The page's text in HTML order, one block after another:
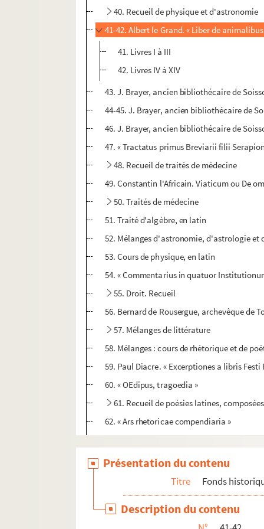
40. Recueil de physique et d'astronomie
41-42. Albert le Grand. « Liber de
41. Livres I à III
42. Livres IV à XIV
43. J. Brayer, ancien bibliothécaire de
44-45. J. Brayer, ancien bibliothécaire de
46. J. Brayer, ancien bibliothécaire de
47. « Tractatus primus Breviarii filii
48. Recueil de traités de médecine
49. Constantin l'Africain. Viaticum ou De
50. Traités de médecine
51. Traité d'algèbre, en latin
52. Mélanges d'astronomie, d'astrologie et
53. Cours de physique, en latin
54. « Commentarius in quatuor
55. Droit. Recueil
56. Bernard de Rousergue, archevêque de
57. Mélanges de littérature
58. Mélanges : cours de rhétorique et de
59. Paul Diacre. « Excerptiones a libris
60. « OEdipus, tragoedia »
61. Recueil de poésies latines,
62. « Ars rhetoricae compendiaria »
64. « Summa Britonis super expositione
65. « Psalterium magistri Philippi,
66. Psautier à l'usage de Prémontré
67. « Psalterium ordinatum per ferias
Présentation du contenu
Titre Fonds
Description du contenu